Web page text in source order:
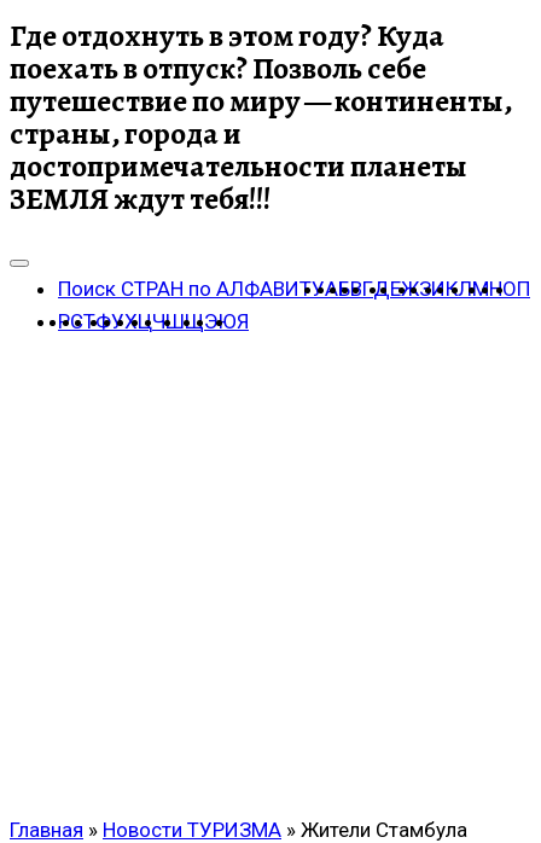
Где отдохнуть в этом году? Куда
поехать в отпуск? Позволь себе
путешествие по миру — континенты,
страны, города и
достопримечательности планеты
ЗЕМЛЯ ждут тебя!!!
Поиск СТРАН по АЛФАВИТУАБВГДЕЖЗИКЛМНОП
РСТФУХЦЧШЩЭЮЯ
Главная » Новости ТУРИЗМА » Жители Стамбула